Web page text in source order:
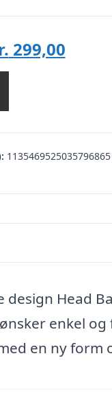
399,00.
299,00Den
kr.
1135469525035796865
Head
enkel
en ny form